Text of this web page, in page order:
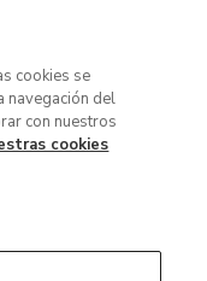
cookies se
navegación del
con nuestros
cookies